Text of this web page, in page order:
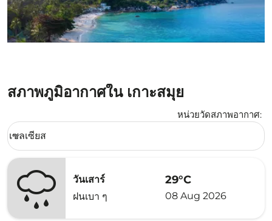
สภาพภูมิอากาศใน เกาะสมุย
หน่วยวัดสภาพอากาศ:
Weather unit option เซลเซียส Selected
เซลเซียส
keyboard_arrow_down
วันเสาร์
ฝนเบา ๆ
29°C
08 Aug 2026